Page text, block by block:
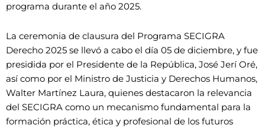
programa durante el año 2025.
La ceremonia de clausura del Programa SECIGRA
Derecho 2025 se llevó a cabo el día 05 de diciembre, y fue
presidida por el Presidente de la República, José Jerí Oré,
así como por el Ministro de Justicia y Derechos Humanos,
Walter Martínez Laura, quienes destacaron la relevancia
del SECIGRA como un mecanismo fundamental para la
formación práctica, ética y profesional de los futuros